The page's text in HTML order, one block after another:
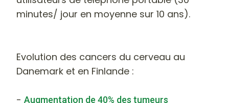
minutes/ jour en moyenne sur 10 ans).
Evolution des cancers du cerveau au
Danemark et en Finlande :
- Augmentation de 40% des tumeurs